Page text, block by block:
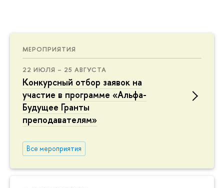
МЕРОПРИЯТИЯ
22 ИЮЛЯ – 25 АВГУСТА
Конкурсный отбор заявок на
участие в программе «Альфа-
Будущее Гранты
преподавателям»
Все мероприятия